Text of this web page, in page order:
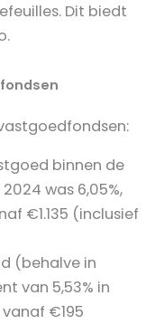
Dit biedt
binnen de
was 6,05%,
€1.135 (inclusief
(behalve in
van 5,53% in
€195